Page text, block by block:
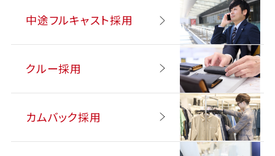
中途フルキャスト採用
クルー採用
カムバック採用